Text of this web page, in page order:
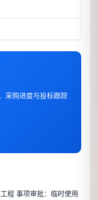
采购进度与投标跟踪
程 事项审批：临时使用